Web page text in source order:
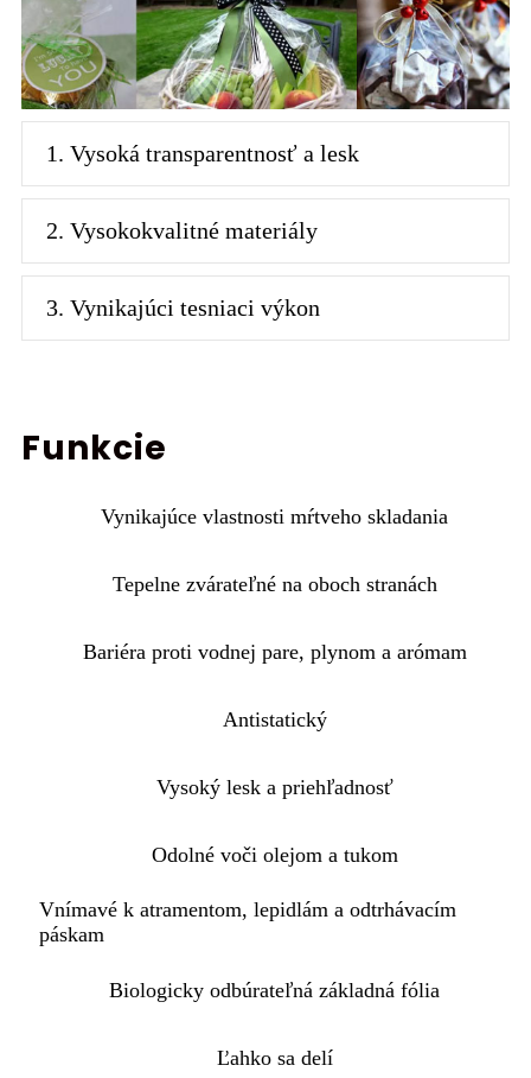
1. Vysoká transparentnosť a lesk
2. Vysokokvalitné materiály
3. Vynikajúci tesniaci výkon
Funkcie
Vynikajúce vlastnosti mŕtveho skladania
Tepelne zvárateľné na oboch stranách
Bariéra proti vodnej pare, plynom a arómam
Antistatický
Vysoký lesk a priehľadnosť
Odolné voči olejom a tukom
Vnímavé k atramentom, lepidlám a odtrhávacím
páskam
Biologicky odbúrateľná základná fólia
Ľahko sa delí